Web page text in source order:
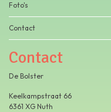
Foto's
Contact
Contact
De Bolster
Keelkampstraat 66
6361 XG Nuth